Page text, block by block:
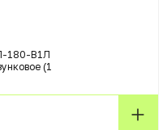
180-В1Л
(1